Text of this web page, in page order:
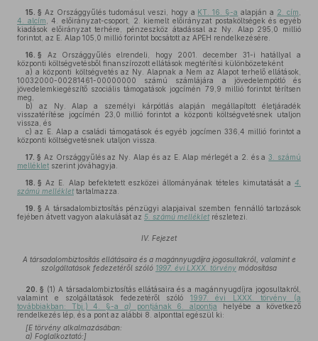
15. § Az Országgyűlés tudomásul veszi, hogy a KT. 16. §-a alapján a 2. cím
4. alcím , 4. előirányzat-csoport, 2. kiemelt előirányzat postaköltségek és egyéb
kiadások előirányzat terhére, pénzeszköz átadással az Ny. Alap 295,0 millió
forintot, az E. Alap 105,0 millió forintot bocsátott az APEH rendelkezésére.
16. § Az Országgyűlés elrendeli, hogy 2001. december 31-i hatállyal a
központi költségvetésből finanszírozott ellátások megtérítési különbözeteként
a) a központi költségvetés az Ny. Alapnak a Nem az Alapot terhelő ellátások,
10032000-00281461-00000000 számú számlájára a jövedelempótló és
jövedelemkiegészítő szociális támogatások jogcímén 79,9 millió forintot térítsen
meg,
b) az Ny. Alap a személyi kárpótlás alapján megállapított életjáradék
visszatérítése jogcímén 23,0 millió forintot a központi költségvetésnek utaljon
vissza, és
c) az E. Alap a családi támogatások és egyéb jogcímen 336,4 millió forintot a
központi költségvetésnek utaljon vissza.
17. § Az Országgyűlés az Ny. Alap és az E. Alap mérlegét a 2. és a3. számú
melléklet szerint jóváhagyja.
18. § Az E. Alap befektetett eszközei állományának tételes kimutatását a 4.
számú melléklettartalmazza.
19. § A társadalombiztosítás pénzügyi alapjaival szemben fennálló tartozások
fejében átvett vagyon alakulását az 5. számú mellékletrészletezi.
IV. Fejezet
A társadalombiztosítás ellátásaira és a magánnyugdíjra jogosultakról, valamint e
szolgáltatások fedezetéről szóló 1997. évi LXXX. törvény módosítása
20. § (1) A társadalombiztosítás ellátásaira és a magánnyugdíjra jogosultakról,
valamint e szolgáltatások fedezetéről szóló 1997. évi LXXX. törvény (a
továbbiakban: Tbj.) 4. §-a a) pontjának 6. alpontja helyébe a következő
rendelkezés lép, és a pont az alábbi 8. alponttal egészül ki:
[E törvény alkalmazásában:
a) Foglalkoztató:]